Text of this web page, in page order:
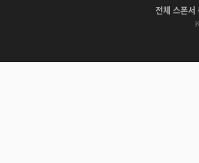
전체 스폰서